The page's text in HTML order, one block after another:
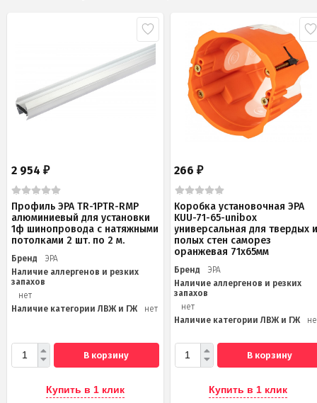
2 954 ₽
Профиль ЭРА TR-1PTR-RMP
алюминиевый для установки
1ф шинопровода с натяжными
потолками 2 шт. по 2 м.
Бренд
ЭРА
Наличие аллергенов и резких
запахов
нет
Наличие категории ЛВЖ и ГЖ
нет
В корзину
Купить в 1 клик
266₽
Коробка установочная ЭРА
KUU-71-65-unibox
универсальная для твердых
полых стен саморез
оранжевая 71х65мм
Бренд
ЭРА
Наличие аллергенов и резких
запахов
нет
Наличие категории ЛВЖ и ГЖ
В корзину
Купить в 1 клик